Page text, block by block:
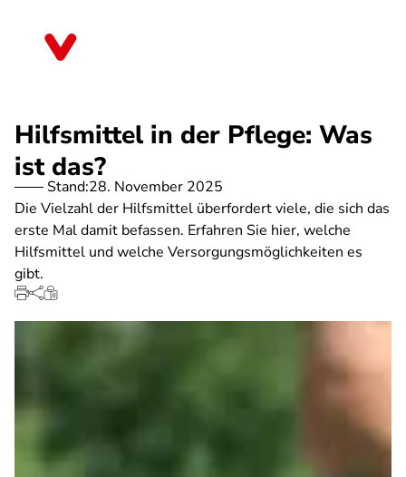
Hilfsmittel in der Pflege: Was
ist das?
Stand:28. November 2025
Die Vielzahl der Hilfsmittel überfordert viele, die sich das
erste Mal damit befassen. Erfahren Sie hier, welche
Hilfsmittel und welche Versorgungsmöglichkeiten es
gibt.